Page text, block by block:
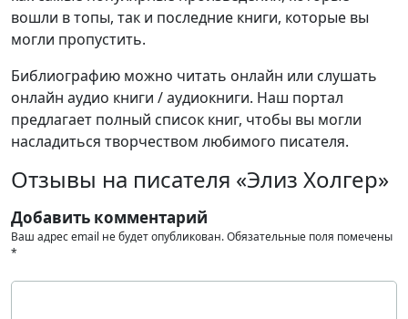
вошли в топы, так и последние книги, которые вы
могли пропустить.
Библиографию можно читать онлайн или слушать
онлайн аудио книги / аудиокниги. Наш портал
предлагает полный список книг, чтобы вы могли
насладиться творчеством любимого писателя.
Отзывы на писателя «Элиз Холгер»
Добавить комментарий
Ваш адрес email не будет опубликован.Обязательные поля помечены
*